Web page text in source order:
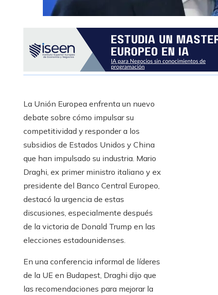
La Unión Europea enfrenta un nuevo
debate sobre cómo impulsar su
competitividad y responder a los
subsidios de Estados Unidos y China
que han impulsado su industria. Mario
Draghi, ex primer ministro italiano y ex
presidente del Banco Central Europeo,
destacó la urgencia de estas
discusiones, especialmente después
de la victoria de Donald Trump en las
elecciones estadounidenses.
En una conferencia informal de líderes
de la UE en Budapest, Draghi dijo que
las recomendaciones para mejorar la